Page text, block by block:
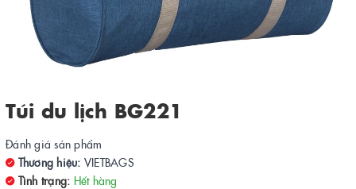
Túi du lịch BG221
Đánh giá sản phẩm
Thương hiệu: VIETBAGS
Tình trạng: Hết hàng